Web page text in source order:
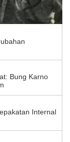
Bung Karno
Internal